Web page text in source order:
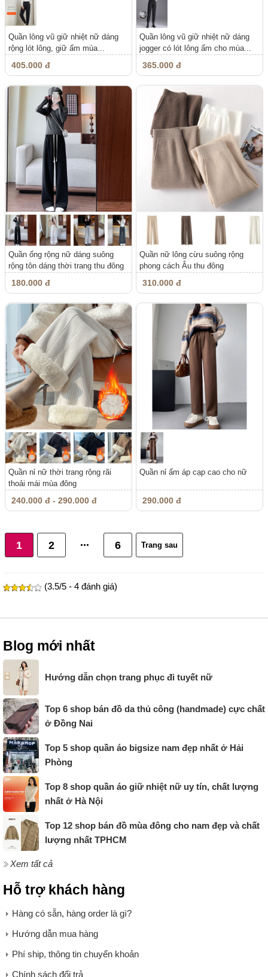
Quần lông vũ giữ nhiệt nữ dáng
rộng lót lông, giữ ấm mùa...
405.000 đ
Quần lông vũ giữ nhiệt nữ dáng
jogger có lót lông ấm cho mùa...
365.000 đ
Quần ống rộng nữ dáng suông
rộng tôn dáng thời trang thu đông
180.000 đ
Quần nữ lông cừu suông rộng
phong cách Âu thu đông
310.000 đ
Quần nỉ nữ thời trang rộng rãi
thoải mái mùa đông
240.000 đ - 290.000 đ
Quần nỉ ấm áp cạp cao cho nữ
290.000 đ
1 2 ... 6 Trang sau
(3.5/5 - 4 đánh giá)
Blog mới nhất
Hướng dẫn chọn trang phục đi tuyết nữ
Top 6 shop bán đồ da thủ công (handmade) cực chất
ở Đồng Nai
Top 5 shop quần áo bigsize nam đẹp nhất ở Hải
Phòng
Top 8 shop quần áo giữ nhiệt nữ uy tín, chất lượng
nhất ở Hà Nội
Top 12 shop bán đồ mùa đông cho nam đẹp và chất
lượng nhất TPHCM
Xem tất cả
Hỗ trợ khách hàng
Hàng có sẵn, hàng order là gì?
Hướng dẫn mua hàng
Phí ship, thông tin chuyển khoản
Chính sách đổi trả